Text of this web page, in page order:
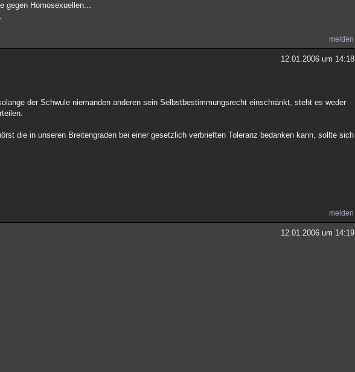
gegen Homosexuellen...
melden
12.01.2006 um 14:18
der Schwule niemanden anderen sein Selbstbestimmungsrecht einschränkt, steht es weder
die in unseren Breitengraden bei einer gesetzlich verbrieften Toleranz bedanken kann, sollte sich
melden
12.01.2006 um 14:19